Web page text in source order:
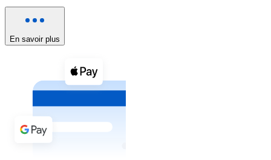
Voir toutes
Coupons crypto
Achetez des cryptomonnaies en espèces et d'autres
Acheter avec espèces
Virement SEPA
En savoir plus